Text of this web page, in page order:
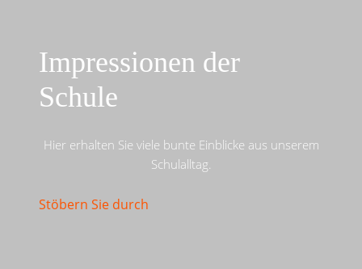
Impressionen der
Schule
Hier erhalten Sie viele bunte Einblicke aus unserem
Schulalltag.
Stöbern Sie durch